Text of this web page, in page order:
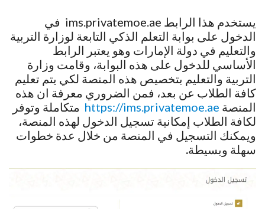
يستخدم هذا الرابط ims.privatemoe.ae في
الدخول على بوابة التعلم الذكي التابعة لوزارة التربية
والتعليم في دولة الإمارات وهو يعتبر الرابط
الأساسي للدخول على هذه البوابة، وقامت وزارة
التربية والتعليم بتخصيص هذه المنصة لكي يتم تعليم
كافة الطلاب عن بعد، فمن الضروري معرفة ان هذه
المنصة https://ims.privatemoe.ae متكاملة وتوفر
لكافة الطلاب إمكانية تسجيل الدخول لهذه المنصة،
ويمكنك التسجيل في المنصة من خلال عدة خطوات
سهلة وبسيطة.